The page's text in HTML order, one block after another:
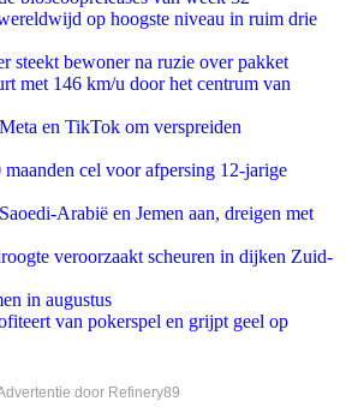
op hoogste niveau in ruim drie
steekt bewoner na ruzie over pakket
met 146 km/u door het centrum van
en TikTok om verspreiden
cel voor afpersing 12-jarige
Arabië en Jemen aan, dreigen met
veroorzaakt scheuren in dijken Zuid-
in augustus
van pokerspel en grijpt geel op
door Refinery89